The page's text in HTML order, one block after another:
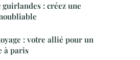
: créez une
: votre allié pour un
à paris